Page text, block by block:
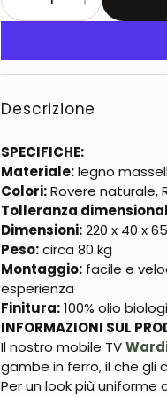
Descrizione
SPECIFICHE:
Materiale:legno
Colori:Rovere naturale,
Tolleranza
Dimensioni:220 x 40 x
Peso:circa 80 kg
Montaggio: facile e
esperienza
Finitura:100% olio
INFORMAZIONI SUL
Il nostro mobile TV
gambe in ferro, il che
Per un look più